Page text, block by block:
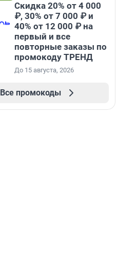
Скидка 20% от 4 000
₽, 30% от 7 000 ₽ и
40% от 12 000 ₽ на
первый и все
повторные заказы по
промокоду ТРЕНД
До 15 августа, 2026
Все промокоды